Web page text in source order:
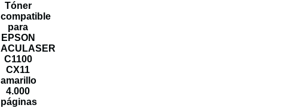
Tóner
compatible
para
EPSON
ACULASER
C1100
CX11
amarillo
4.000
páginas